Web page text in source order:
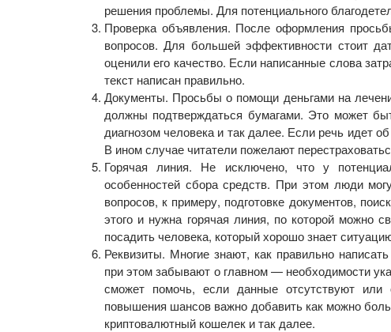
решения проблемы. Для потенциального
Проверка объявления. После оформления
вопросов. Для большей эффективности стоит
оценили его качество. Если написанные слова
текст написан правильно.
Документы. Просьбы о помощи деньгами на
должны подтверждаться бумагами. Это может
диагнозом человека и так далее. Если речь идет
В ином случае читатели пожелают
Горячая линия. Не исключено, что у
особенностей сбора средств. При этом люди
вопросов, к примеру, подготовке документов,
этого и нужна горячая линия, по которой можно
посадить человека, который хорошо знает
Реквизиты. Многие знают, как правильно
при этом забывают о главном — необходимости
сможет помочь, если данные отсутствуют или
повышения шансов важно добавить как можно
криптовалютный кошелек и так далее.